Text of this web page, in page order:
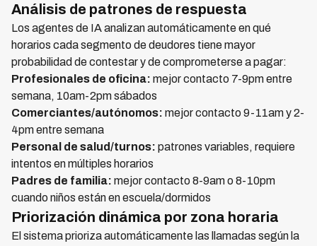
Análisis de patrones de respuesta
Los agentes de IA analizan automáticamente en qué
horarios cada segmento de deudores tiene mayor
probabilidad de contestar y de comprometerse a pagar:
Profesionales de oficina: mejor contacto 7-9pm entre
semana, 10am-2pm sábados
Comerciantes/autónomos: mejor contacto 9-11am y 2-
4pm entre semana
Personal de salud/turnos: patrones variables, requiere
intentos en múltiples horarios
Padres de familia: mejor contacto 8-9am o 8-10pm
cuando niños están en escuela/dormidos
Priorización dinámica por zona horaria
El sistema prioriza automáticamente las llamadas según la